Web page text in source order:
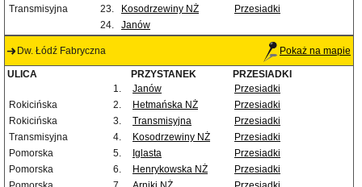
Transmisyjna
23. Kosodrzewiny NŻ
Przesiadki
24.
Janów
Dw. Łódź Fabryczna Pokaż na mapie
ULICA PRZYSTANEK
PRZESIADKI
1.
Janów
Przesiadki
Rokicińska
2. Hetmańska NŻ
Przesiadki
Rokicińska
3. Transmisyjna
Przesiadki
Transmisyjna
4. Kosodrzewiny NŻ
Przesiadki
Pomorska
5. Iglasta
Przesiadki
Pomorska
6. Henrykowska NŻ
Przesiadki